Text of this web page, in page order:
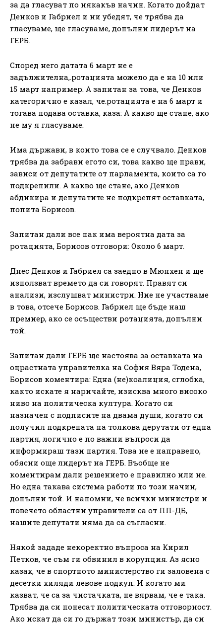
за да гласуват по някакъв начин. Когато дойдат
Денков и Габриел и ни убедят, че трябва да
гласуваме, ще гласуваме, допълни лидерът на
ГЕРБ.
Според него датата 6 март не е
задължителна,.ротацията можело да е на 10 или
15 март например. А запитан за това, че Денков
категорично е казал, че.ротацията е на 6 март и
тогава подава оставка, каза: А какво ще стане, ако
не му я гласуваме.
Има държави, в които това се е случвало. Денков
трябва да забрави егото си, това какво ще прави,
зависи от депутатите от парламента, които са го
подкрепили. А какво ще стане, ако Денков
абдикира и депутатите не подкрепят оставката,
попита Борисов.
Запитан дали все пак има вероятна дата за
ротацията, Борисов отговори: Около 6 март.
Днес Денков и Габриел са заедно в Мюнхен и ще
използват времето да си говорят. Правят си
анализи, изслушват министри. Ние не участваме
в това, отсече Борисов. Габриел ще бъде наш
премиер, ако се осъществи ротацията, допълни
той.
Запитан дали ГЕРБ ще настоява за оставката на
оцрастната управителка на София Вяра Тодена,
Борисов коментира: Една (не)коалиция, сглобка,
както искате я наричайте, изисква много високо
ниво на политическа култура. Когато си
назначен с подписите на двама души, когато си
получил подкрепата на толкова дерутати от една
партия, логично е по важни въпроси да
информираш тази партия. Това не е направено,
обясни още лидерът на ГЕРБ. Въобще не
коментирам дали решението е правилно или не.
Но една такава система работи по този начин,
допълни той. И напомни, че всички министри и
повечето областни управители са от ПП-ДБ,
нашите депутати няма да са съгласни.
Някой зададе некоректно въпроса на Кирил
Петков, че съм ги обвинил в корупция. Аз ясно
казах, че в спортното министерство ги заловена с
десетки хиляди левове подкуп. И когато ми
казват, че са за чистачката, не вярвам, че е така.
Трябва да си понесат политическата отговорност.
Ако искат да си го държат този министър, да си